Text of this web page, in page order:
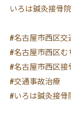
いろは鍼灸接骨
#名古屋市西区交
#名古屋市西区む
#名古屋市西区接
#交通事故治療
#いろは鍼灸接骨